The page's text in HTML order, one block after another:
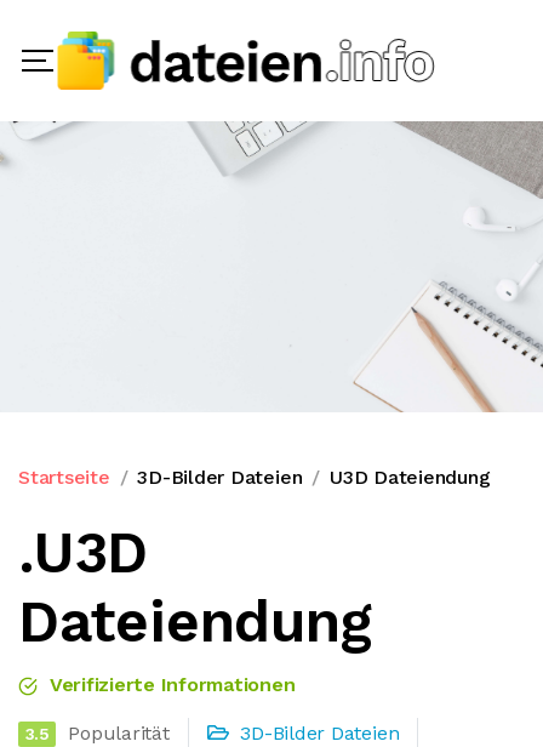
Startseite 3D-Bilder Dateien U3D Dateiendung
.U3D
Dateiendung
Verifizierte Informationen
3.5 Popularität 3D-Bilder Dateien